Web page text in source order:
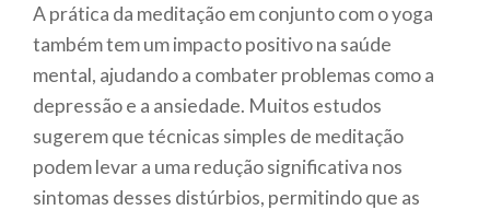
A prática da meditação em conjunto com o yoga
também tem um impacto positivo na saúde
mental, ajudando a combater problemas como a
depressão e a ansiedade. Muitos estudos
sugerem que técnicas simples de meditação
podem levar a uma redução significativa nos
sintomas desses distúrbios, permitindo que as